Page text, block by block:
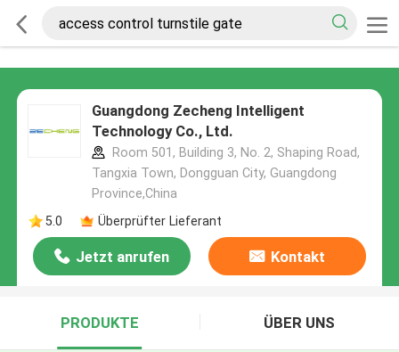
Guangdong Zecheng Intelligent
Technology Co., Ltd.
Room 501, Building 3, No. 2, Shaping Road,
Tangxia Town, Dongguan City, Guangdong
Province,China
5.0
Überprüfter Lieferant
Jetzt anrufen Kontakt
PRODUKTE ÜBER UNS